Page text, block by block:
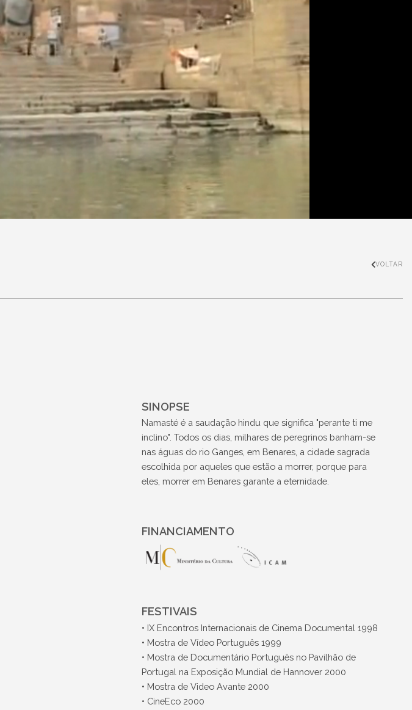
VOLTAR
SINOPSE
Namasté é a saudação hindu que significa "perante ti me
inclino". Todos os dias, milhares de peregrinos banham-se
nas águas do rio Ganges, em Benares, a cidade sagrada
escolhida por aqueles que estão a morrer, porque para
eles, morrer em Benares garante a eternidade.
FINANCIAMENTO
FESTIVAIS
• IX Encontros Internacionais de Cinema Documental 1998
• Mostra de Vídeo Português 1999
• Mostra de Documentário Português no Pavilhão de
Portugal na Exposição Mundial de Hannover 2000
• Mostra de Video Avante 2000
• CineEco 2000